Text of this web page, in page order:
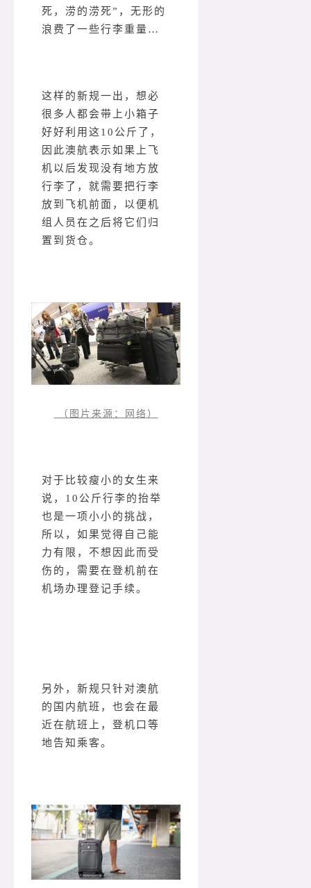
死，涝的涝死”，无形的
浪费了一些行李重量…
这样的新规一出，想必
很多人都会带上小箱子
好好利用这10公斤了，
因此澳航表示如果上飞
机以后发现没有地方放
行李了，就需要把行李
放到飞机前面，以便机
组人员在之后将它们归
置到货仓。
（图片来源：网络）
对于比较瘦小的女生来
说，10公斤行李的抬举
也是一项小小的挑战，
所以，如果觉得自己能
力有限，不想因此而受
伤的，需要在登机前在
机场办理登记手续。
另外，新规只针对澳航
的国内航班，也会在最
近在航班上，登机口等
地告知乘客。